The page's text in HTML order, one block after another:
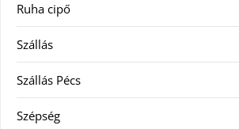
Ruha cipő
Szállás
Szállás Pécs
Szépség